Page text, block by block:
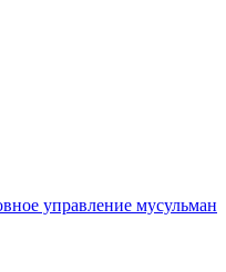
управление мусульман